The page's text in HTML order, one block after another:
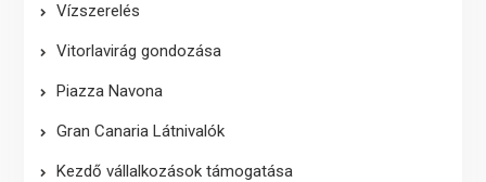
Vízszerelés
Vitorlavirág gondozása
Piazza Navona
Gran Canaria Látnivalók
Kezdő vállalkozások támogatása